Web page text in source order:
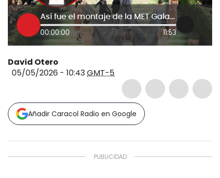
Así fue el montaje de la MET Gala 2026 por el colombiano Raúl Ávila: “Fue un esfuerzo de un año”
00:00:00 11:53
David Otero
05/05/2026 - 10:43GMT-5
Añadir Caracol Radio en Google